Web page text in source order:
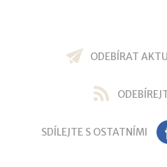
ODEBÍRAT
SDÍLEJTE S OSTATNÍMI